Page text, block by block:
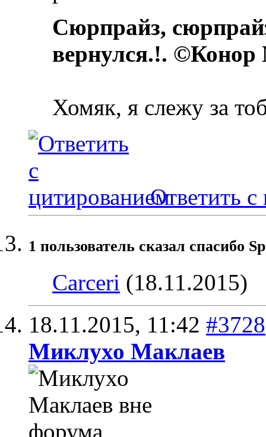
Сюрпрайз,
вернулся.!.
Хомяк, я слежу за
Ответить с
1 пользователь сказал cпасибо
Carceri (18.11.2015)
18.11.2015, 11:42 #3728
Миклухо Маклаев